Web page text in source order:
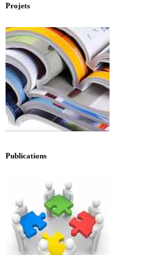
Projets
Publications